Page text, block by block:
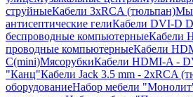
струйныеКабели 3xRCA (тюльпан)
антисептические гелиКабели DVI-D
беспроводные компьютерныеКабели
проводные компьютерныеКабели
C(mini)МясорубкиКабели HDMI-A -
"Канц"Кабели Jack 3.5 mm - 2xRCA
оборудованиеНабор мебели